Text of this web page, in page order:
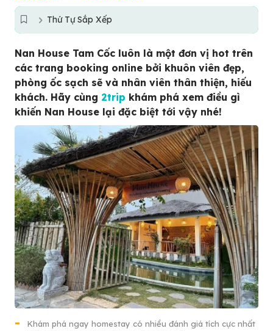
Thứ Tự Sắp Xếp
Nan House Tam Cốc luôn là một đơn vị hot trên
các trang booking online bởi khuôn viên đẹp,
phòng ốc sạch sẽ và nhân viên thân thiện, hiếu
khách. Hãy cùng 2trip khám phá xem điều gì
khiến Nan House lại đặc biệt tới vậy nhé!
Khám phá ngay homestay có nhiều đánh giá tích cực nhất